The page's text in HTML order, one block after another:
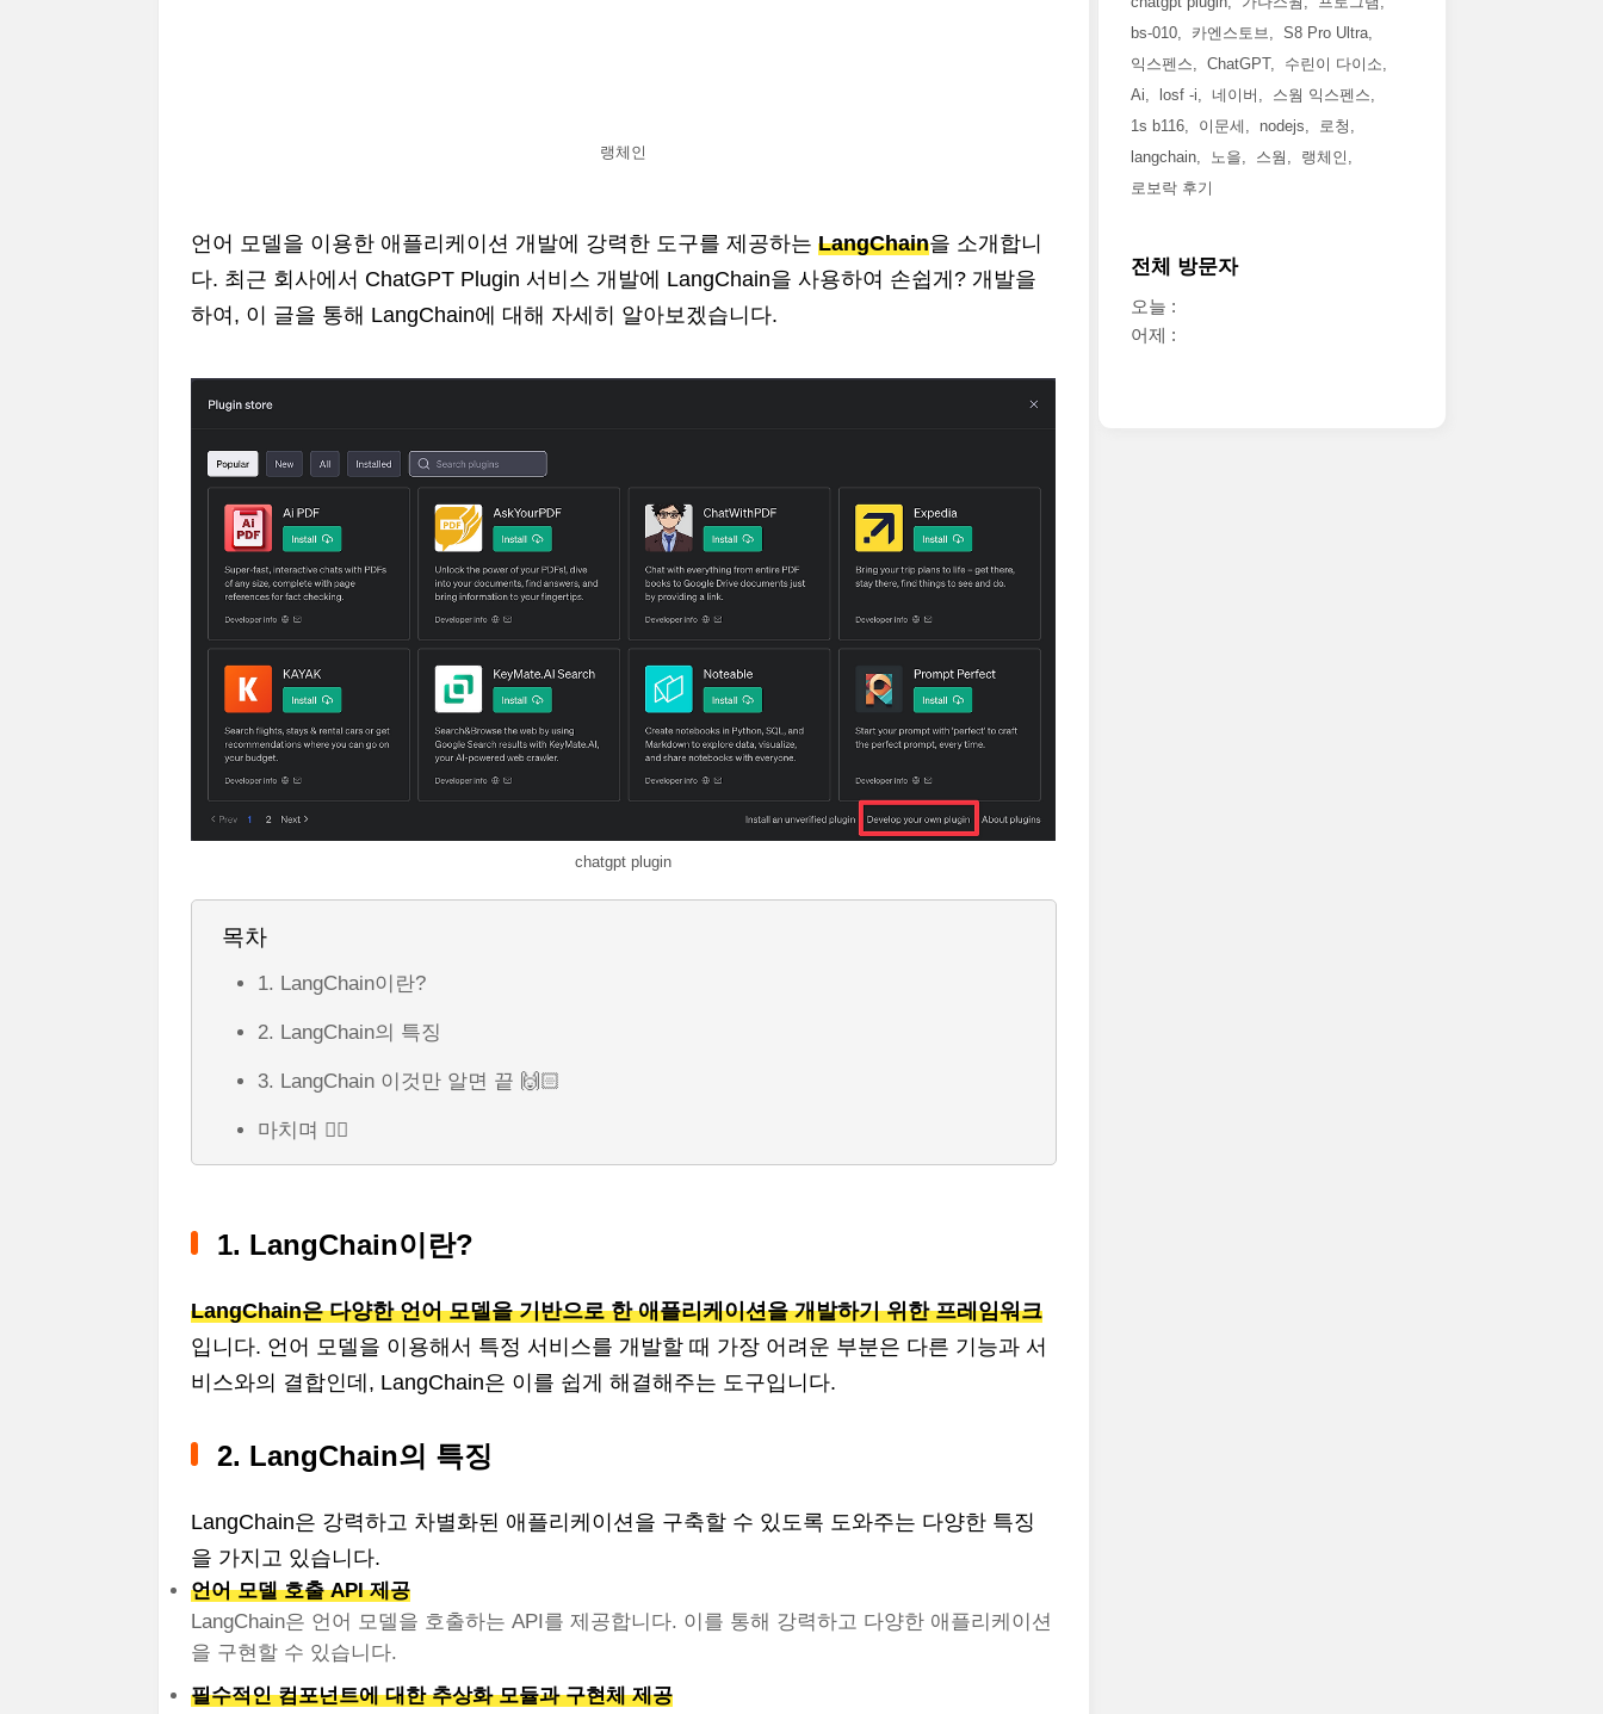
랭체인
언어 모델을 이용한 애플리케이션 개발에 강력한 도구를 제공하는 LangChain을 소개합니
다. 최근 회사에서 ChatGPT Plugin 서비스 개발에 LangChain을 사용하여 손쉽게? 개발을
하여, 이 글을 통해 LangChain에 대해 자세히 알아보겠습니다.
chatgpt plugin
목차
1. LangChain이란?
2. LangChain의 특징
3. LangChain 이것만 알면 끝 🙌🏻
마치며 🙇‍♂️
1. LangChain이란?
LangChain은 다양한 언어 모델을 기반으로 한 애플리케이션을 개발하기 위한 프레임워크
입니다. 언어 모델을 이용해서 특정 서비스를 개발할 때 가장 어려운 부분은 다른 기능과 서
비스와의 결합인데, LangChain은 이를 쉽게 해결해주는 도구입니다.
2. LangChain의 특징
LangChain은 강력하고 차별화된 애플리케이션을 구축할 수 있도록 도와주는 다양한 특징
을 가지고 있습니다.
언어 모델 호출 API 제공
LangChain은 언어 모델을 호출하는 API를 제공합니다. 이를 통해 강력하고 다양한 애플리케이션
을 구현할 수 있습니다.
필수적인 컴포넌트에 대한 추상화 모듈과 구현체 제공
bs-010
카엔스토브
S8 Pro Ultra
익스펜스
ChatGPT
수린이 다이소
Ai
losf -i 네이버
스웜 익스펜스
1s b116
이문세 nodejs
로청
langchain
노을 스웜
랭체인
로보락 후기
전체 방문자
오늘 :
어제 :